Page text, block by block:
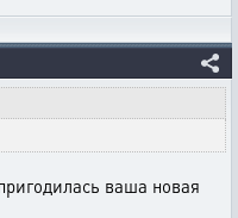
ваша новая